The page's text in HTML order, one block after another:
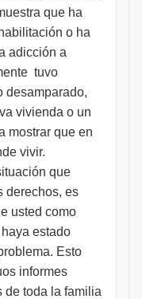
que ha
o ha
adicción a
tuvo
desamparado,
vivienda o un
mostrar que en
vivir.
que
derechos, es
usted como
estado
Esto
informes
de toda la familia